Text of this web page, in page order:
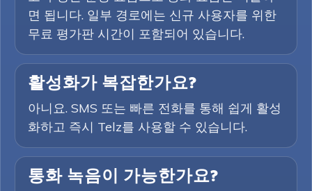
면 됩니다. 일부 경로에는 신규 사용자를 위한
무료 평가판 시간이 포함되어 있습니다.
활성화가 복잡한가요?
아니요. SMS 또는 빠른 전화를 통해 쉽게 활성
화하고 즉시 Telz를 사용할 수 있습니다.
통화 녹음이 가능한가요?